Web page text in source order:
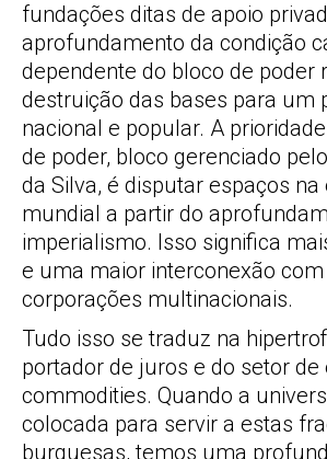
fundações ditas de apoio
aprofundamento da condição
dependente do bloco de poder
destruição das bases para um
nacional e popular. A
de poder, bloco gerenciado
da Silva, é disputar espaços na
mundial a partir do
imperialismo. Isso significa
e uma maior interconexão com
corporações multinacionais.
Tudo isso se traduz na
portador de juros e do setor de
commodities. Quando a
colocada para servir a estas
burguesas, temos uma